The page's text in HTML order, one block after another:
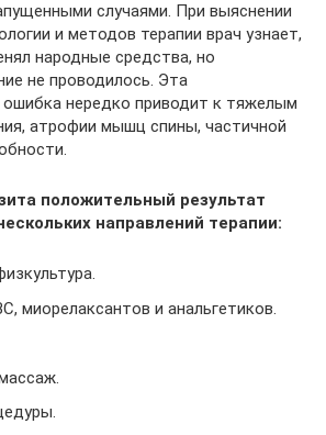
случаями. При выяснении
и методов терапии врач узнает,
народные средства, но
не проводилось. Эта
ошибка нередко приводит к тяжелым
атрофии мышц спины, частичной
положительный результат
направлений терапии:
миорелаксантов и анальгетиков.